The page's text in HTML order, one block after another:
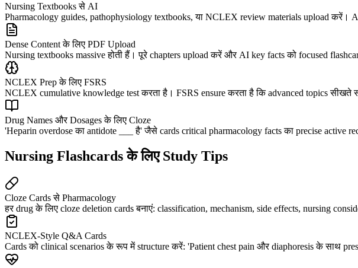
Nursing Textbooks से AI
Pharmacology guides, pathophysiology textbooks, या NCLEX review materials upload
Dense Content के लिए PDF Upload
Nursing textbooks massive होती हैं। पूरे chapters upload करें और AI key facts को focused
NCLEX Prep के लिए FSRS
NCLEX cumulative knowledge test करता है। FSRS ensure करता है कि advanced topics
Drug Names और Dosages के लिए Cloze
'Heparin overdose का antidote ___ है' जैसे cards critical pharmacology facts का precise
Nursing Flashcards के लिए Study Tips
Cloze Cards से Pharmacology
हर drug के लिए cloze deletion cards बनाएं: classification, mechanism, side effects, nursing
NCLEX-Style Q&A Cards
Cards को clinical scenarios के रूप में structure करें: 'Patient chest pain और diaphoresis के साथ